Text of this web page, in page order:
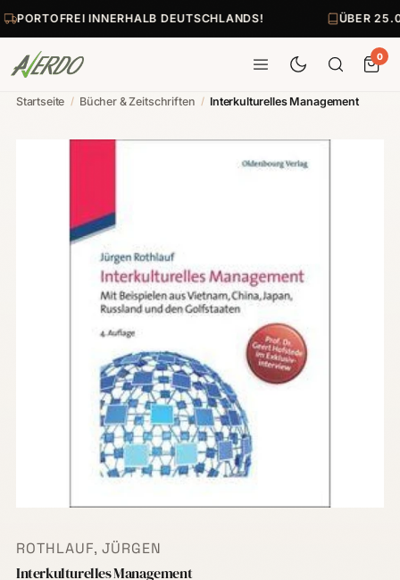
PORTOFREI INNERHALB DEUTSCHLANDS! ÜBER
0
Startseite / Bücher & Zeitschriften / Interkulturelles Management
ROTHLAUF, JÜRGEN
Interkulturelles Management